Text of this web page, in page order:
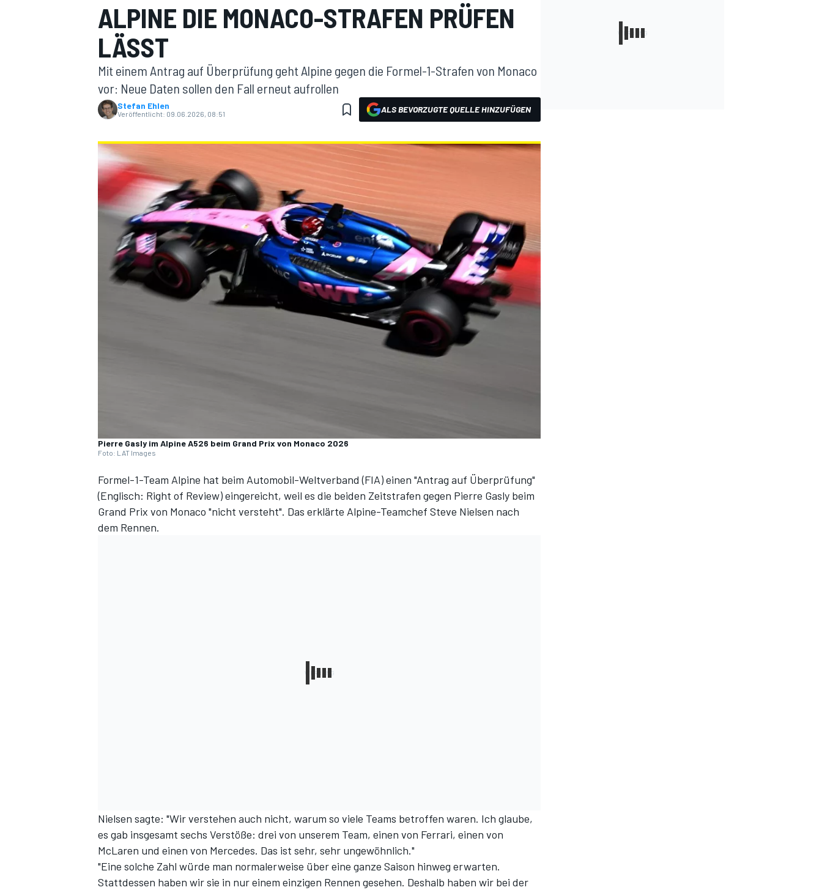
MOTOGP
ALPINE DIE MONACO-STRAFEN PRÜFEN
LÄSST
Mit einem Antrag auf Überprüfung geht Alpine gegen die Formel-1-Strafen von Monaco
vor: Neue Daten sollen den Fall erneut aufrollen
Stefan Ehlen
Veröffentlicht: 09.06.2026, 08:51 ALS BEVORZUGTE QUELLE HINZUFÜGEN
Pierre Gasly im Alpine A526 beim Grand Prix von Monaco 2026
Foto: LAT Images
Formel-1-Team Alpine hat beim Automobil-Weltverband (FIA) einen "Antrag auf Überprüfung"
(Englisch: Right of Review) eingereicht, weil es die beiden Zeitstrafen gegen Pierre Gasly beim
Grand Prix von Monaco "nicht versteht". Das erklärte Alpine-Teamchef Steve Nielsen nach
dem Rennen.
Nielsen sagte: "Wir verstehen auch nicht, warum so viele Teams betroffen waren. Ich glaube,
es gab insgesamt sechs Verstöße: drei von unserem Team, einen von Ferrari, einen von
McLaren und einen von Mercedes. Das ist sehr, sehr ungewöhnlich."
"Eine solche Zahl würde man normalerweise über eine ganze Saison hinweg erwarten.
Stattdessen haben wir sie in nur einem einzigen Rennen gesehen. Deshalb haben wir bei der